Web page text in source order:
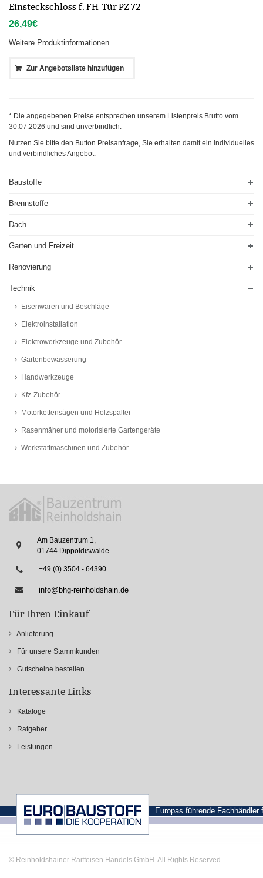
Einsteckschloss f. FH-Tür PZ 72
26,49€
Weitere Produktinformationen
Zur Angebotsliste hinzufügen
* Die angegebenen Preise entsprechen unserem Listenpreis Brutto vom
30.07.2026 und sind unverbindlich.
Nutzen Sie bitte den Button Preisanfrage, Sie erhalten damit ein individuelles
und verbindliches Angebot.
Baustoffe
Brennstoffe
Dach
Garten und Freizeit
Renovierung
Technik
Eisenwaren und Beschläge
Elektroinstallation
Elektrowerkzeuge und Zubehör
Gartenbewässerung
Handwerkzeuge
Kfz-Zubehör
Motorkettensägen und Holzspalter
Rasenmäher und motorisierte Gartengeräte
Werkstattmaschinen und Zubehör
Am Bauzentrum 1,
01744 Dippoldiswalde
+49 (0) 3504 - 64390
info@bhg-reinholdshain.de
Für Ihren Einkauf
Anlieferung
Für unsere Stammkunden
Gutscheine bestellen
Interessante Links
Kataloge
Ratgeber
Leistungen
Europas führende
© Reinholdshainer Raiffeisen Handels GmbH. All Rights Reserved.